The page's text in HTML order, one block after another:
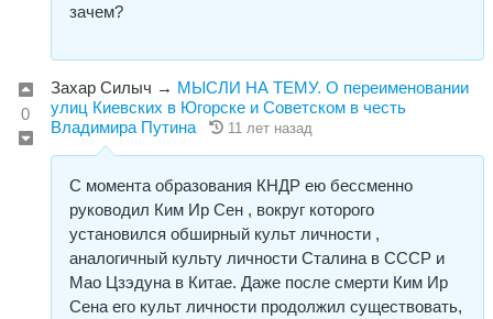
зачем?
0
Захар Силыч → МЫСЛИ НА ТЕМУ. О переименовании
улиц Киевских в Югорске и Советском в честь
Владимира Путина
11 лет назад
С момента образования КНДР ею бессменно
руководил Ким Ир Сен , вокруг которого
установился обширный культ личности ,
аналогичный культу личности Сталина в СССР и
Мао Цзэдуна в Китае. Даже после смерти Ким Ир
Сена его культ личности продолжил существовать,